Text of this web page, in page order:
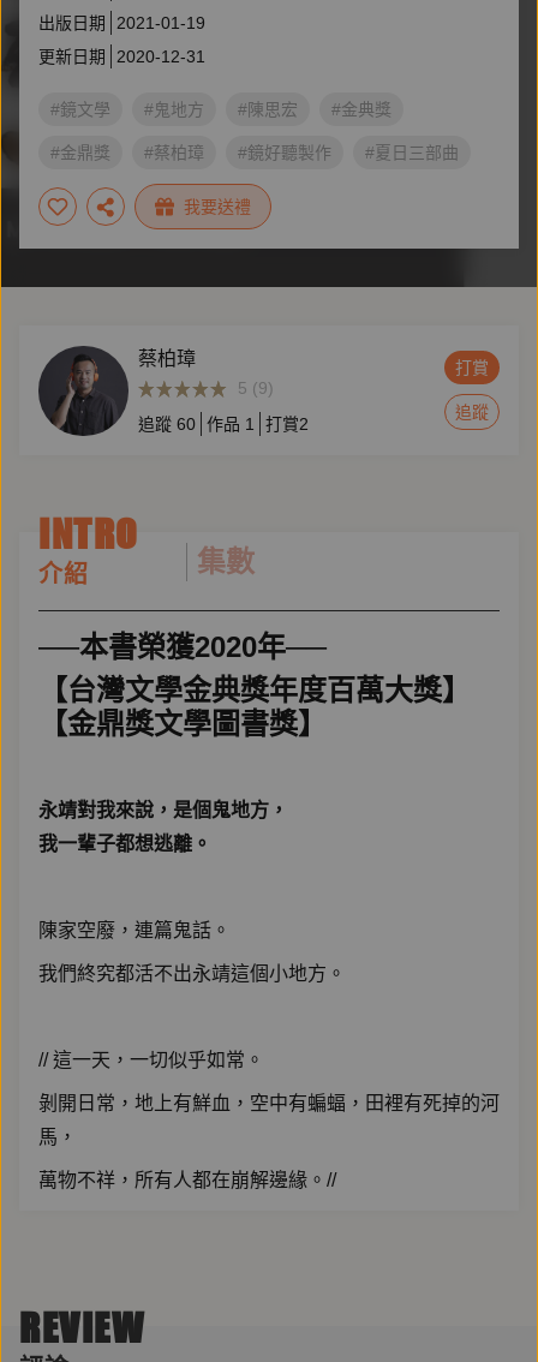
出版日期
2021-01-19
更新日期
2020-12-31
#鏡文學 #鬼地方 #陳思宏 #金典獎
#金鼎獎 #蔡柏璋 #鏡好聽製作 #夏日三部曲
#同志驕傲月 #好聽閱讀節
我要送禮
蔡柏璋
5 (9)
追蹤 60 作品 1 打賞2
打賞
追蹤
INTRO
介紹 集數
──本書榮獲2020年──
【台灣文學金典獎年度百萬大獎】
【金鼎獎文學圖書獎】
永靖對我來說，是個鬼地方，
我一輩子都想逃離。
陳家空廢，連篇鬼話。
我們終究都活不出永靖這個小地方。
// 這一天，一切似乎如常。
剝開日常，地上有鮮血，空中有蝙蝠，田裡有死掉的河
馬，
萬物不祥，所有人都在崩解邊緣。//
他是家中么子，爸媽連生了五個沒用的女兒，最後兩胎
才拚到男丁。
REVIEW